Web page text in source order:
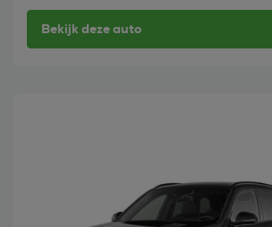
Bekijk deze auto